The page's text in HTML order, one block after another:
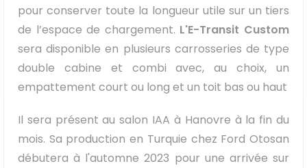
pour conserver toute la longueur utile sur un tiers
de l’espace de chargement. L'E-Transit Custom
sera disponible en plusieurs carrosseries de type
double cabine et combi avec, au choix, un
empattement court ou long et un toit bas ou haut
Il sera présent au salon IAA à Hanovre à la fin du
mois. Sa production en Turquie chez Ford Otosan
débutera à l'automne 2023 pour une arrivée sur